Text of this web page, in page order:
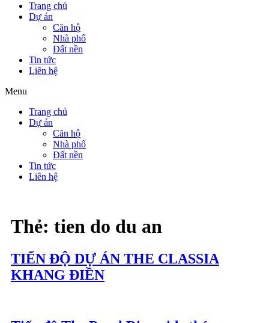
Trang chủ
Dự án
Căn hộ
Nhà phố
Đất nền
Tin tức
Liên hệ
Menu
Trang chủ
Dự án
Căn hộ
Nhà phố
Đất nền
Tin tức
Liên hệ
Thẻ: tien do du an
TIẾN ĐỘ DỰ ÁN THE CLASSIA
KHANG ĐIỀN